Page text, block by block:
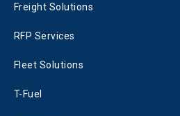
Freight Solutions
RFP Services
Fleet Solutions
T-Fuel